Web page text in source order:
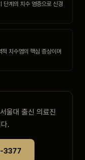
단계의 치수 염증으로 신경
치수염의 핵심 증상이며
울대 출신 의료진
.
3377